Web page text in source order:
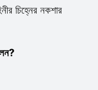
চিহ্নের নকশার